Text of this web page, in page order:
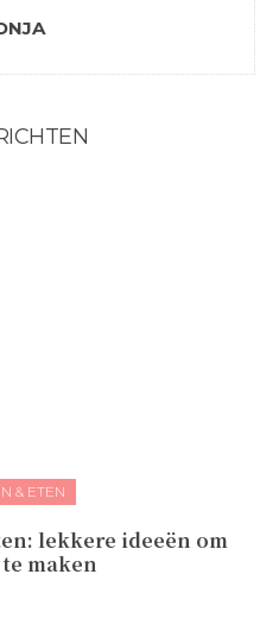
& ETEN
lekkere ideeën om
maken